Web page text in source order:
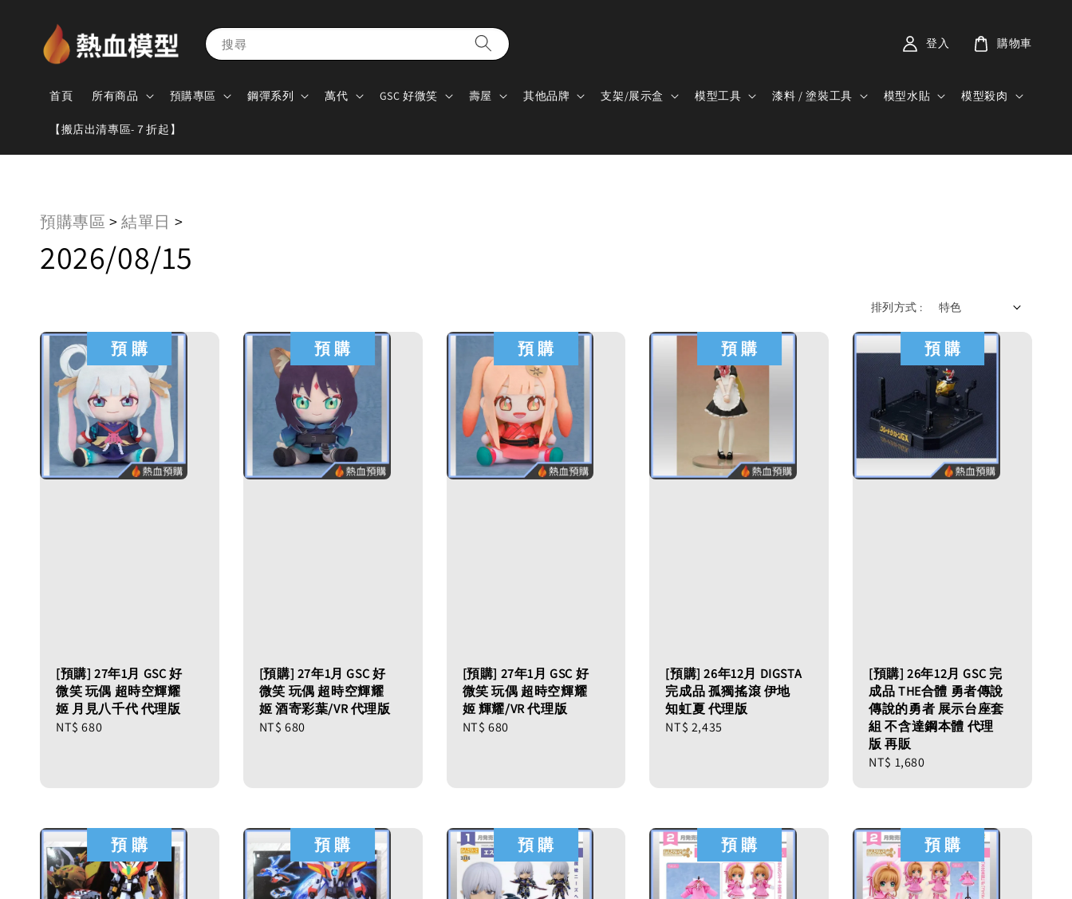
搜尋
首頁 所有商品 預購專區 鋼彈系列 萬代 GSC 好微笑 壽屋 其他品牌 支架/展示盒 模型工具 漆料 / 塗裝工具 模型水貼 模型殺肉
【搬店出清專區-７折起】
登入 購物車
預購專區 >結單日 >
2026/08/15
排列方式 :
預 購
[預購] 27年1月 GSC 好
微笑 玩偶 超時空輝耀
姬 月見八千代 代理版
Regular
NT$ 680
預 購
[預購] 27年1月 GSC 好
微笑 玩偶 超時空輝耀
姬 酒寄彩葉/VR 代理版
Regular
NT$ 680
預 購
[預購] 27年1月 GSC 好
微笑 玩偶 超時空輝耀
姬 輝耀/VR 代理版
Regular
NT$ 680
預 購
[預購] 26年12月 DIGSTA
完成品 孤獨搖滾 伊地
知虹夏 代理版
Regular
NT$ 2,435
預 購
[預購] 26年12月 GSC 完
成品 THE合體 勇者傳說
傳說的勇者 展示台座套
組 不含達鋼本體 代理
版 再販
Regular
NT$ 1,680
預 購 預 購 預 購 預 購 預 購